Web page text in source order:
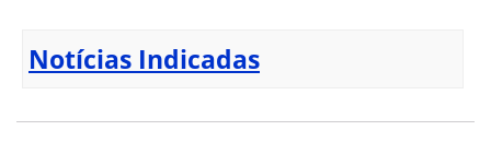
Notícias Indicadas